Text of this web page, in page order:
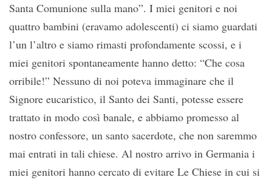
Santa Comunione sulla mano”. I miei genitori e noi
quattro bambini (eravamo adolescenti) ci siamo guardati
l’un l’altro e siamo rimasti profondamente scossi, e i
miei genitori spontaneamente hanno detto: “Che cosa
orribile!” Nessuno di noi poteva immaginare che il
Signore eucaristico, il Santo dei Santi, potesse essere
trattato in modo così banale, e abbiamo promesso al
nostro confessore, un santo sacerdote, che non saremmo
mai entrati in tali chiese. Al nostro arrivo ​​in Germania i
miei genitori hanno cercato di evitare Le Chiese in cui si